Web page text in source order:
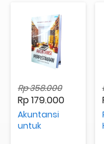
Rp 358.000
Rp 179.000
Akuntansi
untuk